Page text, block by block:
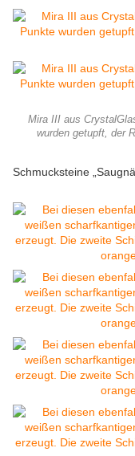
Mira III aus
wurden getupft, der
Schmucksteine